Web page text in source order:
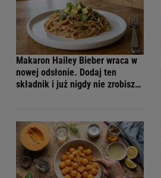
Makaron Hailey Bieber wraca w
nowej odsłonie. Dodaj ten
składnik i już nigdy nie zrobisz